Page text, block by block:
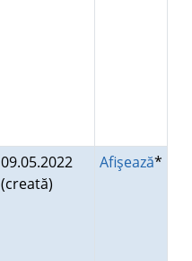
09.05.2022
(creată)
Afişează*